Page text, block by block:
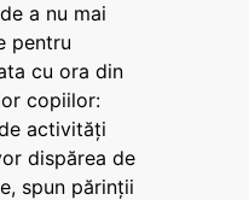
a nu mai
pentru
cu ora din
copiilor:
activități
dispărea de
spun părinții